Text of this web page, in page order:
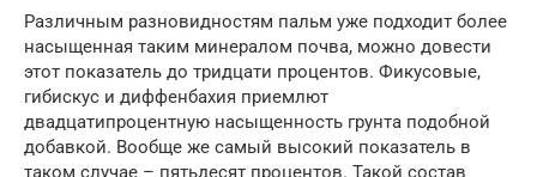
Различным разновидностям пальм уже подходит более
насыщенная таким минералом почва, можно довести
этот показатель до тридцати процентов. Фикусовые,
гибискус и диффенбахия приемлют
двадцатипроцентную насыщенность грунта подобной
добавкой. Вообще же самый высокий показатель в
таком случае – пятьдесят процентов. Такой состав